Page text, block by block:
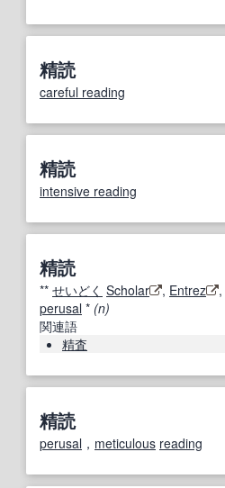
精読
careful reading
精読
intensive reading
精読
** せいどく Scholar , Entrez ,
perusal * (n)
関連語
精査
精読
perusal ， meticulous reading